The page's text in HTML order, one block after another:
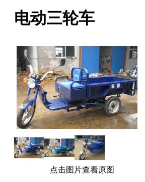
电动三轮车
点击图片查看原图